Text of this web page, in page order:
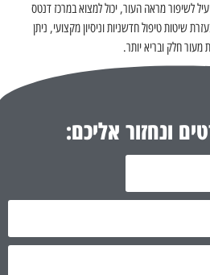
לשיפור מראה העור, יכול למצוא במרכז דנטס
שיטות טיפול חדשניות וניסיון מקצועי, ניתן
חלק ובריא יותר.
ונחזור אליכם: